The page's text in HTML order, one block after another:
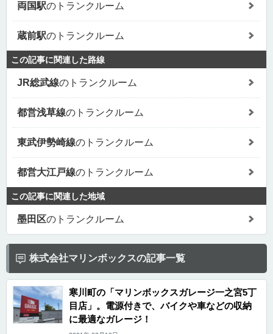
両国駅のトランクルーム
蔵前駅のトランクルーム
この記事に関連した路線
JR総武線のトランクルーム
都営浅草線のトランクルーム
東武伊勢崎線のトランクルーム
都営大江戸線のトランクルーム
この記事に関連した地域
墨田区のトランクルーム
株式会社マリンボックスの記事一覧
寒川町の「マリンボックスガレージ一之宮5丁
目店」。電源付きで、バイクや車などの収納
に最適なガレージ！